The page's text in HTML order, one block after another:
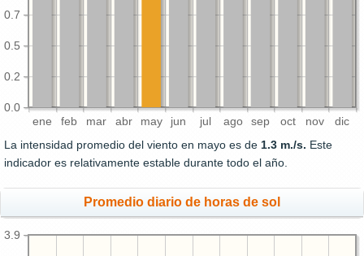
ene feb mar abr may jun jul ago sep oct nov dic
0.0
0.2
0.5
0.7
La intensidad promedio del viento en mayo es de 1.3 m./s. Este
indicador es relativamente estable durante todo el año.
Promedio diario de horas de sol
3.9